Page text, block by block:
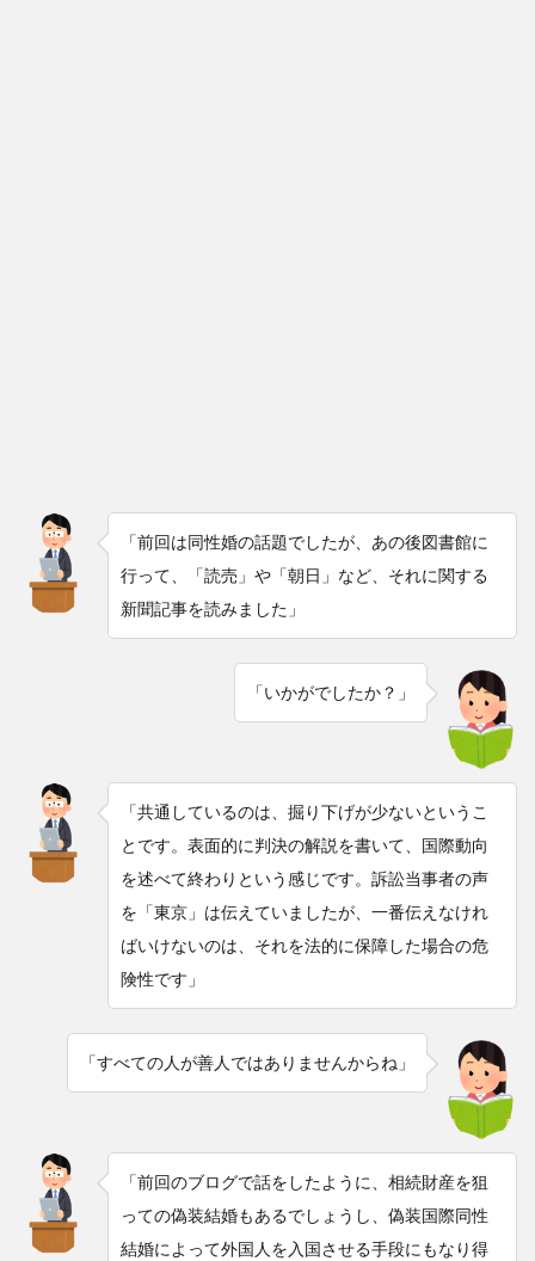
「前回は同性婚の話題でしたが、あの後図書館に
行って、「読売」や「朝日」など、それに関する
新聞記事を読みました」
「いかがでしたか？」
「共通しているのは、掘り下げが少ないというこ
とです。表面的に判決の解説を書いて、国際動向
を述べて終わりという感じです。訴訟当事者の声
を「東京」は伝えていましたが、一番伝えなけれ
ばいけないのは、それを法的に保障した場合の危
険性です」
「すべての人が善人ではありませんからね」
「前回のブログで話をしたように、相続財産を狙
っての偽装結婚もあるでしょうし、偽装国際同性
結婚によって外国人を入国させる手段にもなり得